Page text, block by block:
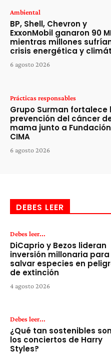
Ambiental
BP, Shell, Chevron y
ExxonMobil ganaron 90
mientras millones
crisis energética y
6 agosto 2026
Prácticas responsables
Grupo Surman fortalece
prevención del cáncer
mama junto a Fundación
CIMA
6 agosto 2026
DEBES LEER
Debes leer...
DiCaprio y Bezos lideran
inversión millonaria para
salvar especies en
de extinción
4 agosto 2026
Debes leer...
¿Qué tan sostenibles son
los conciertos de Harry
Styles?